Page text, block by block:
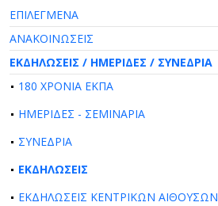
ΕΠΙΛΕΓΜΕΝΑ
ΑΝΑΚΟΙΝΩΣΕΙΣ
ΕΚΔΗΛΩΣΕΙΣ / ΗΜΕΡΙΔΕΣ / ΣΥΝΕΔΡΙΑ
180 ΧΡΟΝΙΑ ΕΚΠΑ
ΗΜΕΡΙΔΕΣ - ΣΕΜΙΝΑΡΙΑ
ΣΥΝΕΔΡΙΑ
ΕΚΔΗΛΩΣΕΙΣ
ΕΚΔΗΛΩΣΕΙΣ ΚΕΝΤΡΙΚΩΝ ΑΙΘΟΥΣΩΝ